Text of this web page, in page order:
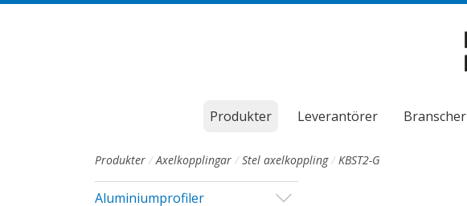
Till sidans huvudinnehåll
Produkter Leverantörer Branscher
Produkter Axelkopplingar Stel axelkoppling KBST2-G
Aluminiumprofiler
Visa/Göm undermeny